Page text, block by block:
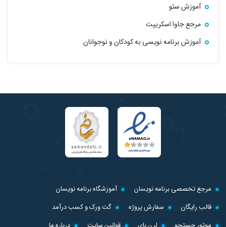
آموزش سئو
مرجع جاوا اسکریپت
آموزش برنامه نویسی به کودکان و نوجوانان
مرجع تخصصی برنامه نویسان
آموزشگاه برنامه نویسان
قالب رایگان
سفارش پروژه
گت ورک و کسب درآمد